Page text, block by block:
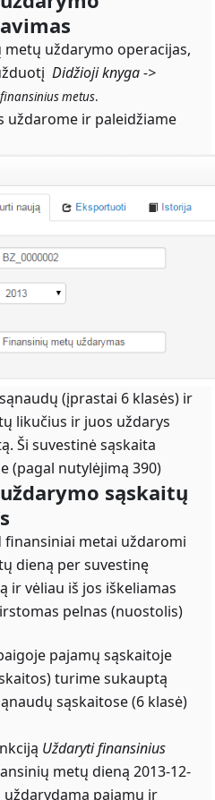
uždarymo operacijas,
Didžioji knyga ->
metus.
uždarome ir paleidžiame
(įprastai 6 klasės) ir
likučius ir juos uždarys
Ši suvestinė sąskaita
(pagal nutylėjimą 390)
sąskaitų
metai uždaromi
dieną per suvestinę
ir vėliau iš jos iškeliamas
pelnas (nuostolis)
pajamų sąskaitoje
turime sukauptą
sąskaitose (6 klasė)
Uždaryti finansinius
metų dieną 2013-12-
pajamų ir